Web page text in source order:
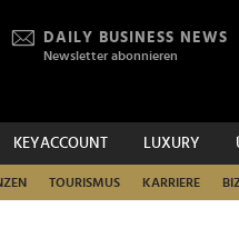
DAILY BUSINESS NEWS
Newsletter abonnieren
KEYACCOUNT LUXURY
TOURISMUS KARRIERE